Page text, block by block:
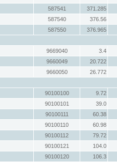
587541
371.285
587540
376.56
587550
376.965
9669040
3.4
9660049
20.722
9660050
26.772
90100100
9.72
90100101
39.0
90100111
60.38
90100110
60.98
90100112
79.72
90100121
104.0
90100120
106.3